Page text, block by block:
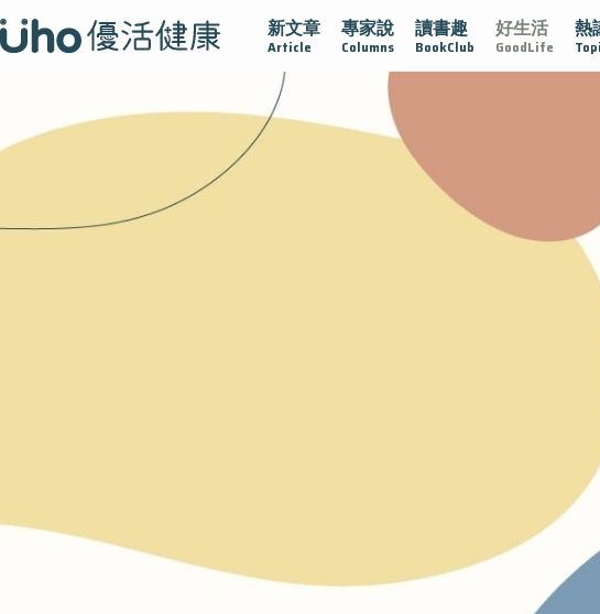
新文章
Article
專家說
Columns
讀書趣
BookClub
好生活
GoodLife
熱
醫學 愛的未來視 認識攝護腺肥大 守護骨骼健康 達文西手術專欄